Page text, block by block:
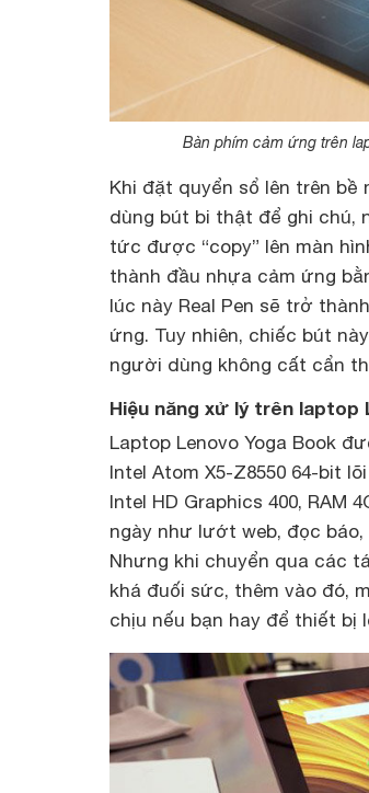
Bàn phím cảm ứng trên
Khi đặt quyển sổ lên trên bề
dùng bút bi thật để ghi chú,
tức được “copy” lên màn
thành đầu nhựa cảm ứng
lúc này Real Pen sẽ trở
ứng. Tuy nhiên, chiếc bút
người dùng không cất cẩn
Hiệu năng xử lý trên laptop
Laptop Lenovo Yoga Book
Intel Atom X5-Z8550 64-bit
Intel HD Graphics 400, RAM
ngày như lướt web, đọc
Nhưng khi chuyển qua các
khá đuối sức, thêm vào đó,
chịu nếu bạn hay để thiết bị